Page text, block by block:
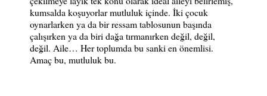
kumsalda koşuyorlar mutluluk içinde. İki çocuk
oynarlarken ya da bir ressam tablosunun başında
çalışırken ya da biri dağa tırmanırken değil, değil,
değil. Aile… Her toplumda bu sanki en önemlisi.
Amaç bu, mutluluk bu.